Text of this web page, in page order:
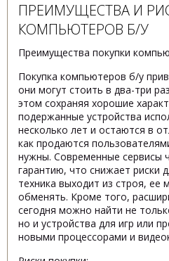
ПРЕИМУЩЕСТВА И
КОМПЬЮТЕРОВ Б/У
Преимущества покупки
Покупка компьютеров б/у
они могут стоить в два-три
этом сохраняя хорошие
подержанные устройства
несколько лет и остаются в
как продаются
нужны. Современные сервисы
гарантию, что снижает риски
техника выходит из строя, ее
обменять. Кроме того,
сегодня можно найти не
но и устройства для игр или
новыми процессорами и